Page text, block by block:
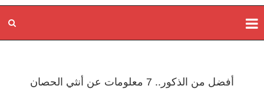
أفضل من الذكور.. 7 معلومات عن أنثي الحصان